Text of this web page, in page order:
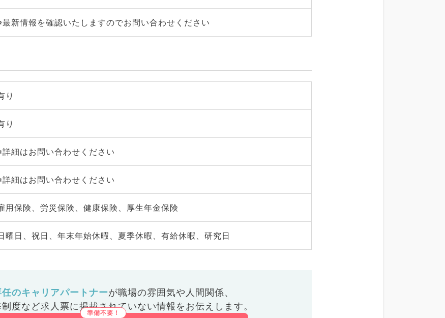
最新情報を確認いたしますのでお問い合わせください
り
り
詳細はお問い合わせください
詳細はお問い合わせください
用保険、労災保険、健康保険、厚生年金保険
曜日、祝日、年末年始休暇、夏季休暇、有給休暇、研究日
任のキャリアパートナーが職場の雰囲気や人間関係、
度など求人票に掲載されていない情報をお伝えします。